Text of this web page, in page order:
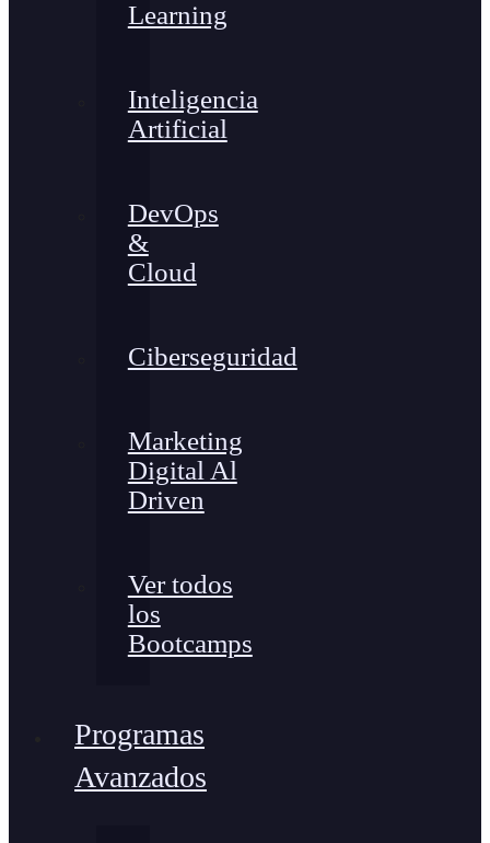
Learning
Inteligencia
Artificial
DevOps
&
Cloud
Ciberseguridad
Marketing
Digital Al
Driven
Ver todos
los
Bootcamps
Programas
Avanzados